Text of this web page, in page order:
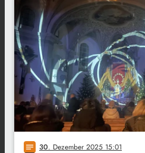
notes 30. Dezember 2025 15:01